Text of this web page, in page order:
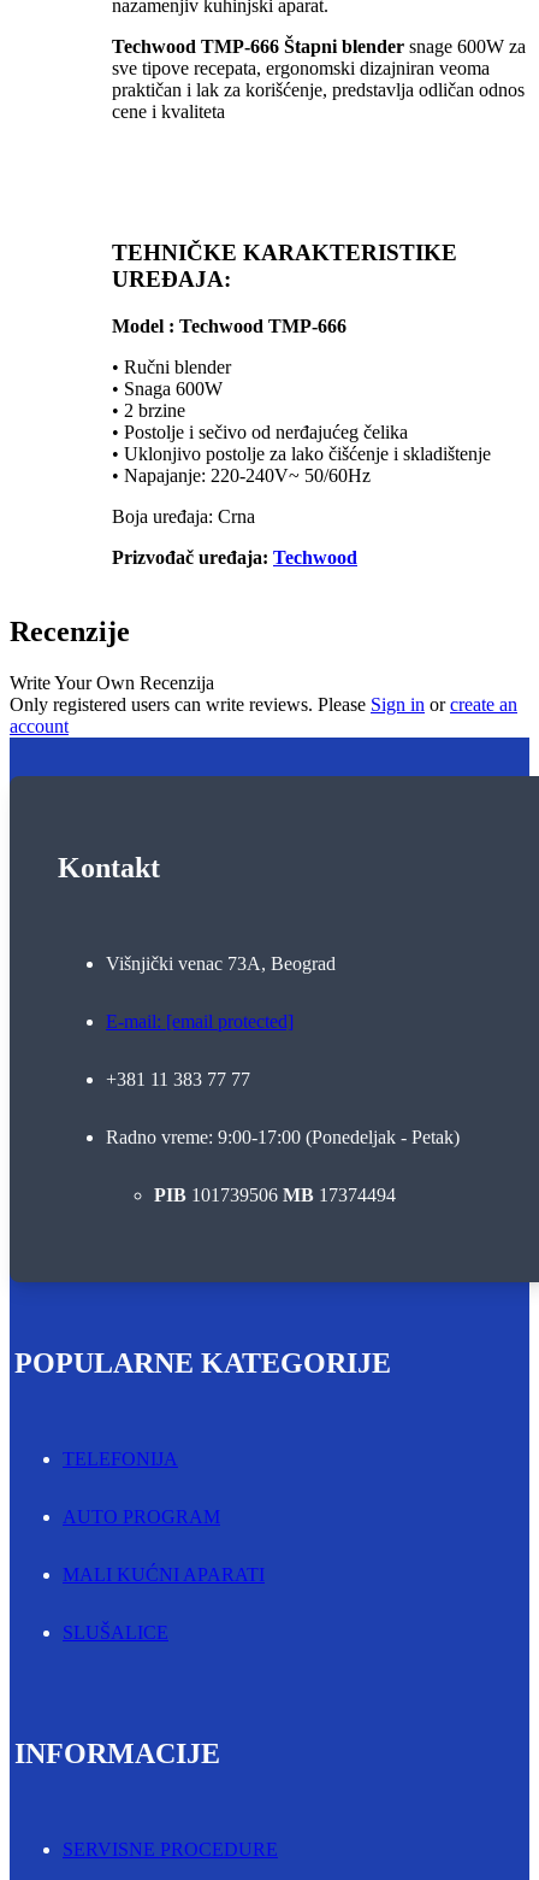
nazamenjiv kuhinjski aparat.
Techwood TMP-666 Štapni blender snage 600W za
sve tipove recepata, ergonomski dizajniran veoma
praktičan i lak za korišćenje, predstavlja odličan odnos
cene i kvaliteta
TEHNIČKE KARAKTERISTIKE
UREĐAJA:
Model : Techwood TMP-666
• Ručni blender
• Snaga 600W
• 2 brzine
• Postolje i sečivo od nerđajućeg čelika
• Uklonjivo postolje za lako čišćenje i skladištenje
• Napajanje: 220-240V~ 50/60Hz
Boja uređaja: Crna
Prizvođač uređaja: Techwood
Recenzije
Write Your Own Recenzija
Only registered users can write reviews. Please Sign in orcreate an
account
Kontakt
Višnjički venac 73A, Beograd
E-mail: [email protected]
+381 11 383 77 77
Radno vreme: 9:00-17:00 (Ponedeljak - Petak)
PIB 101739506 MB 17374494
POPULARNE KATEGORIJE
TELEFONIJA
AUTO PROGRAM
MALI KUĆNI APARATI
SLUŠALICE
INFORMACIJE
SERVISNE PROCEDURE